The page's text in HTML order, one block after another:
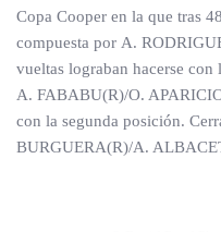
Copa Cooper en la que tras
compuesta por A.
vueltas lograban hacerse
A. FABABU(R)/O.
con la segunda posición.
BURGUERA(R)/A.